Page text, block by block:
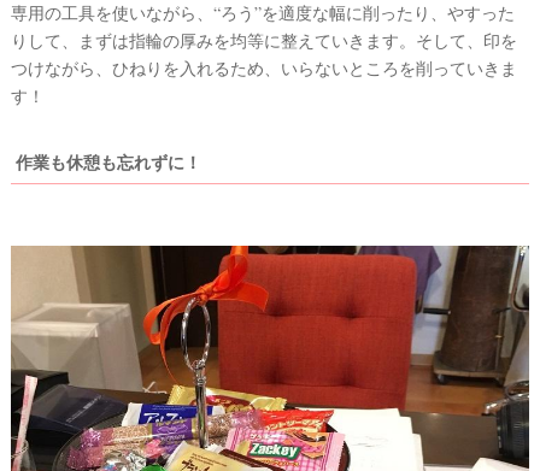
専用の工具を使いながら、“ろう”を適度な幅に削ったり、やすった
りして、まずは指輪の厚みを均等に整えていきます。そして、印を
つけながら、ひねりを入れるため、いらないところを削っていきま
す！
作業も休憩も忘れずに！
最
新
ド
事
を
c
c
k
プ
ラ
ン
ン
キ
ン
プ
ラ
ン
ポ
を
見